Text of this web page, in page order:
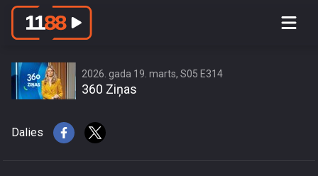
Degvielas cenu kāpuma dēļ rosina
ierobežot tirgotāju virspeļņu
2026. gada 19. marts, S05 E314
360 Ziņas
Dalies